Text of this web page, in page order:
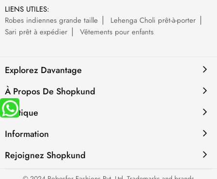
LIENS UTILES:
Robes indiennes grande taille
Lehenga Choli prêt-à-porter
Sari prêt à expédier
Vêtements pour enfants
Explorez Davantage
À Propos De Shopkund
Politique
Information
Rejoignez Shopkund